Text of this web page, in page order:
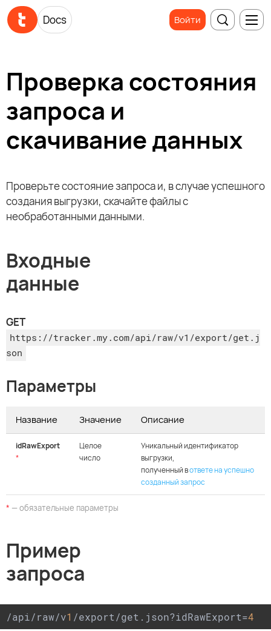
Docs Войти
Проверка состояния
запроса и
скачивание данных
Проверьте состояние запроса и, в случае успешного
создания выгрузки, скачайте файлы с
необработанными данными.
Входные
данные
GET
https://tracker.my.com/api/raw/v1/export/get.j
son
Параметры
Название Значение Описание
idRawExport
*
Целое
число
Уникальный идентификатор
выгрузки,
полученный вответе на успешно
созданный запрос
* — обязательные параметры
Пример
запроса
/api/raw/v1 /export/get.json?idRawExport=4